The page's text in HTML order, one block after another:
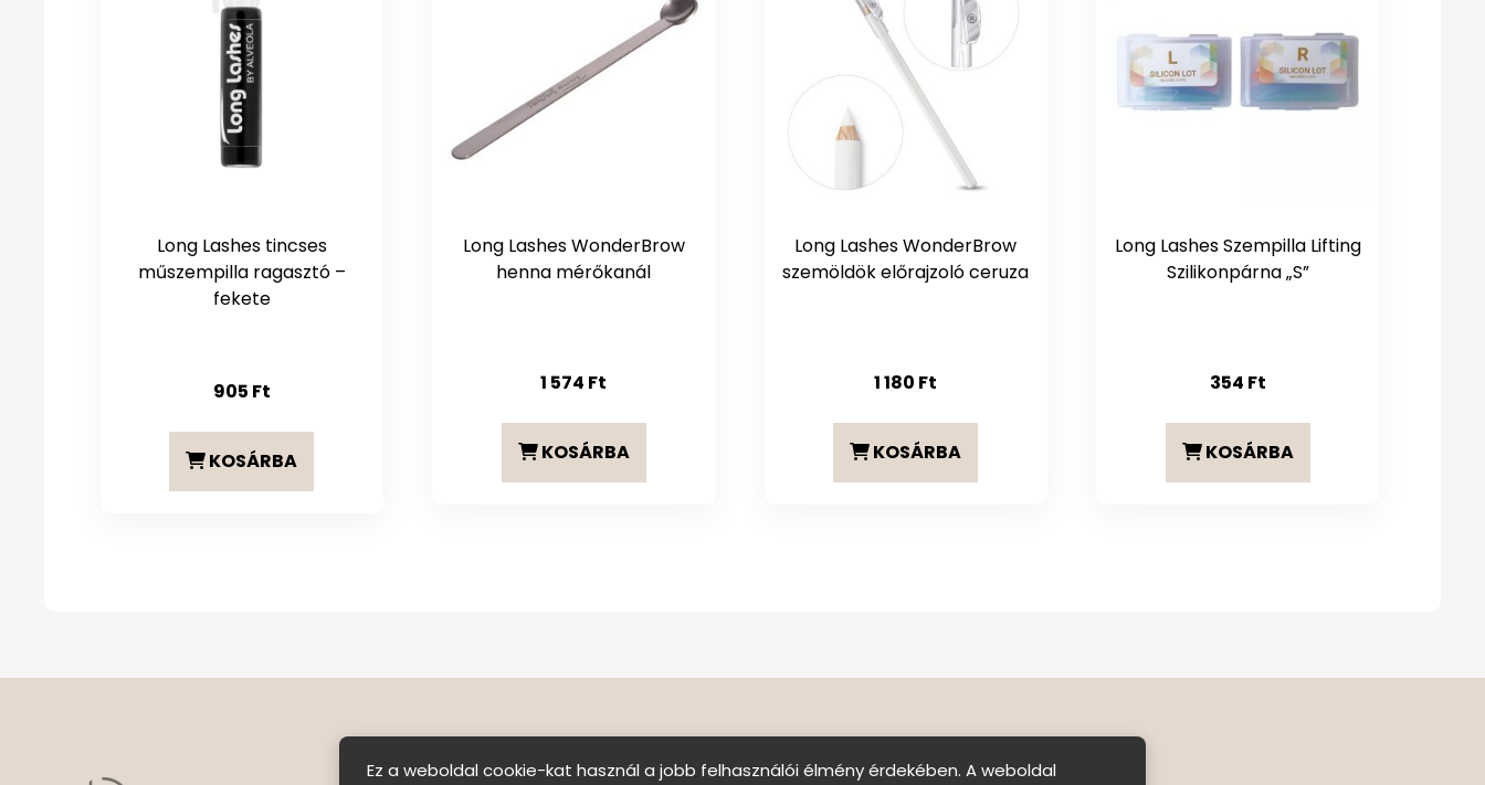
Long Lashes tincses
műszempilla ragasztó –
fekete
905 Ft
KOSÁRBA
Long Lashes WonderBrow
henna mérőkanál
1 574 Ft
KOSÁRBA
Long Lashes WonderBrow
szemöldök előrajzoló ceruza
1 180 Ft
KOSÁRBA
Long Lashes Szempilla Lifting
Szilikonpárna „S”
354 Ft
KOSÁRBA
Ez a weboldal cookie-kat használ a jobb felhasználói élmény érdekében. A weboldal